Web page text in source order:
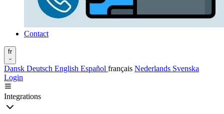
Contact
fr
Dansk Deutsch English Español français Nederlands Svenska
Login
Integrations